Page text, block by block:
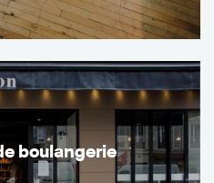
boulangerie